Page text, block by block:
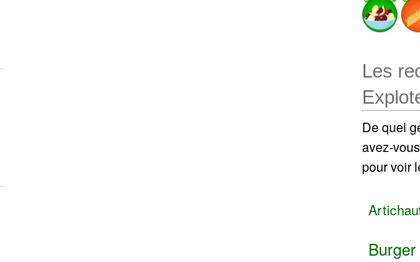
Les
De quel
avez-
pour voir
Burger